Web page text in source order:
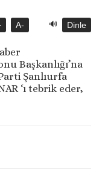
A- 🔊 Dinle
Başkanlığı’na
Şanlıurfa
‘ı tebrik eder,